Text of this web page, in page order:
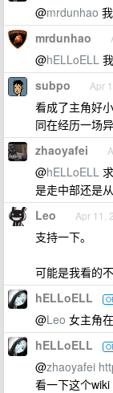
@mrdunhao
mrdunhao
@hELLoELL
subpo Apr
看成了主角好
同在经历一场
zhaoyafei
@hELLoELL
是走中部还是
Leo Apr 11,
支持一下。
可能是我看的
hELLoELL
@Leo 女主角
hELLoELL
@zhaoyafei
看一下这个wiki